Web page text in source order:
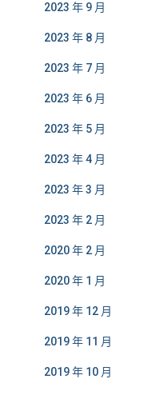
2023 年 9 月
2023 年 8 月
2023 年 7 月
2023 年 6 月
2023 年 5 月
2023 年 4 月
2023 年 3 月
2023 年 2 月
2020 年 2 月
2020 年 1 月
2019 年 12 月
2019 年 11 月
2019 年 10 月